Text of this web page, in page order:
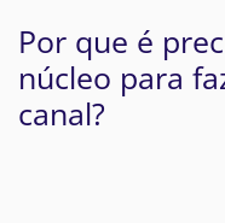
Por que é
núcleo para
canal?